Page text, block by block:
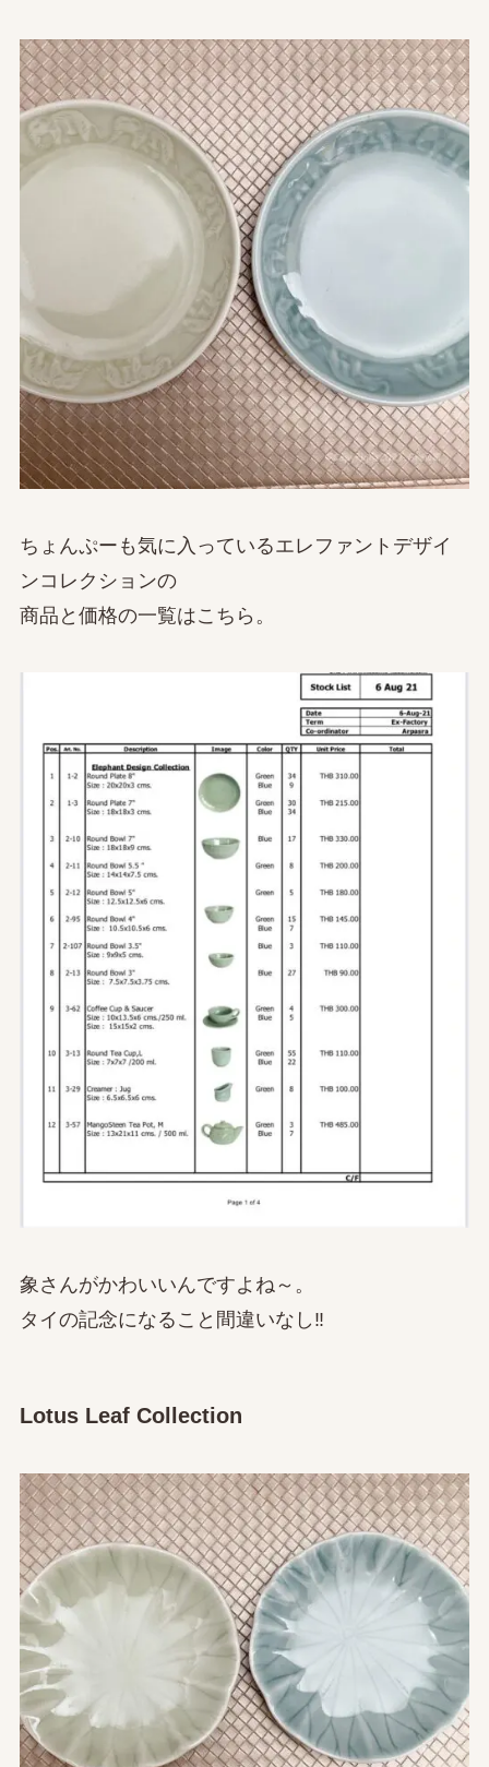
ちょんぷーも気に入っているエレファントデザイ
ンコレクションの
商品と価格の一覧はこちら。
象さんがかわいいんですよね～。
タイの記念になること間違いなし‼
Lotus Leaf Collection